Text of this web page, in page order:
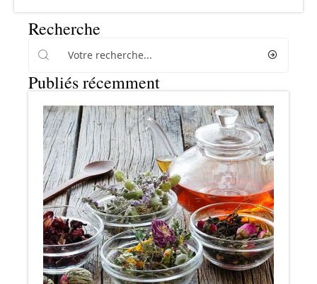
Recherche
Publiés récemment